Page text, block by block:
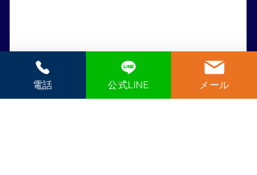
電話 公式LINE メール